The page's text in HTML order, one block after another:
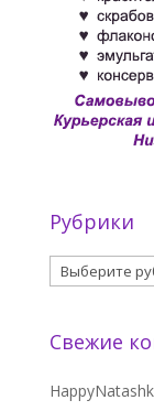
Рубрики
Рубрики
Свежие